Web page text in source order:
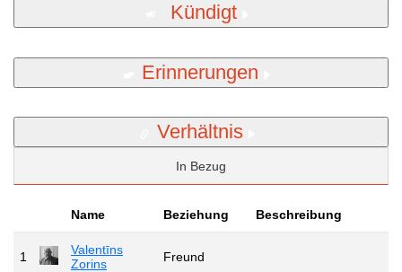
Kündigt
Erinnerungen
Verhältnis
In Bezug
Name Beziehung Beschreibung
1
Valentīns
Zorins
Freund